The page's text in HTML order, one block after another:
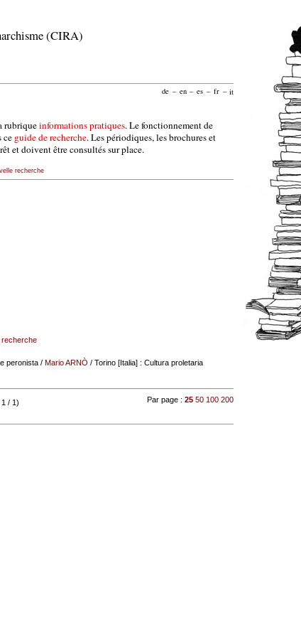
(CIRA)
de – en – es – fr – it
rubriqueinformations pratiques. Le fonctionnement de
ce guide de recherche. Les périodiques, les brochures et
et doivent être consultés sur place.
recherche
recherche
peronista/ Mario ARNÒ / Torino [Italia] : Cultura proletaria
/ 1) Par page :25 50 100 200